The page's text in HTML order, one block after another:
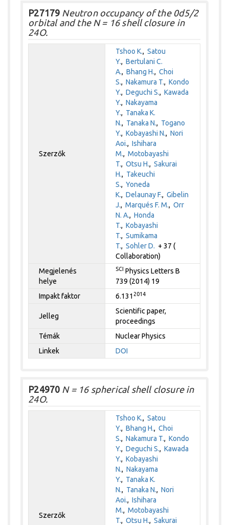
P27179 Neutron occupancy of the 0d5/2
orbital and the N = 16 shell closure in
24O.
Szerzők
Tshoo K.,Satou
Y.,Bertulani C.
A.,Bhang H.,Choi
S.,Nakamura T.,Kondo
Y.,Deguchi S.,Kawada
Y.,Nakayama
Y., Tanaka K.
N., Tanaka N., Togano
Y.,Kobayashi N.,Nori
Aoi.,Ishihara
M.,Motobayashi
T.,Otsu H.,Sakurai
H., Takeuchi
S.,Yoneda
K.,Delaunay F.,Gibelin
J.,Marqués F. M.,Orr
N. A.,Honda
T.,Kobayashi
T.,Sumikama
T.,Sohler D. + 37 (
Collaboration)
Megjelenés
helye
SCI Physics Letters B
739 (2014) 19
Impakt faktor
6.131 2014
Jelleg
Scientific paper,
proceedings
Témák
Nuclear Physics
Linkek
DOI
P24970 N = 16 spherical shell closure in
24O.
Szerzők
Tshoo K.,Satou
Y.,Bhang H.,Choi
S.,Nakamura T.,Kondo
Y.,Deguchi S.,Kawada
Y.,Kobayashi
N.,Nakayama
Y., Tanaka K.
N., Tanaka N.,Nori
Aoi.,Ishihara
M.,Motobayashi
T.,Otsu H.,Sakurai